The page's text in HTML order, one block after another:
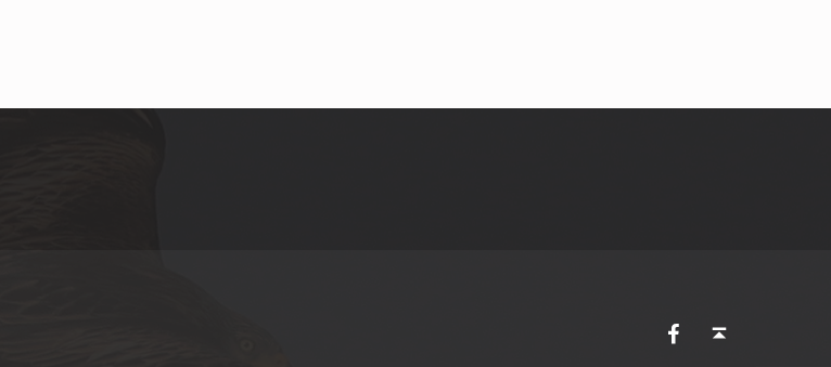
AVES Ostkantone bei Facebook